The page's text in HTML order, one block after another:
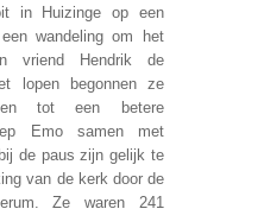
in Huizinge op een
wandeling om het
vriend Hendrik de
lopen begonnen ze
tot een betere
Emo samen met
de paus zijn gelijk te
van de kerk door de
Ze waren 241